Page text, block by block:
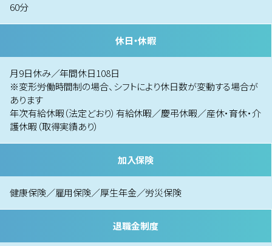
60分
休日・休暇
月9日休み／年間休日108日
※変形労働時間制の場合、シフトにより休日数が変動する場合が
あります
年次有給休暇（法定どおり）有給休暇／慶弔休暇／産休・育休・介
護休暇（取得実績あり）
加入保険
健康保険／雇用保険／厚生年金／労災保険
退職金制度